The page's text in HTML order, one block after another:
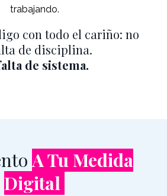
trabajando.
con todo el cariño: no
de disciplina.
de sistema.
A Tu Medida
Digital